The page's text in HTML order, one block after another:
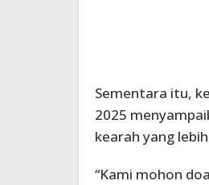
Sementara itu,
2025
kearah yang
“Kami mohon